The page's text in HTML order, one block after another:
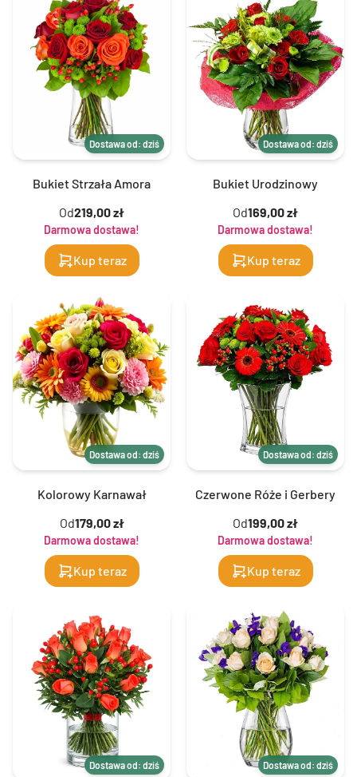
Dostawa od: dziś
Bukiet Strzała Amora
Od219,00 zł
Darmowa dostawa!
Kup teraz
Dostawa od: dziś
Bukiet Urodzinowy
Od169,00 zł
Darmowa dostawa!
Kup teraz
Dostawa od: dziś
Kolorowy Karnawał
Od179,00 zł
Darmowa dostawa!
Kup teraz
Dostawa od: dziś
Czerwone Róże i Gerbery
Od199,00 zł
Darmowa dostawa!
Kup teraz
Dostawa od: dziś Dostawa od: dziś